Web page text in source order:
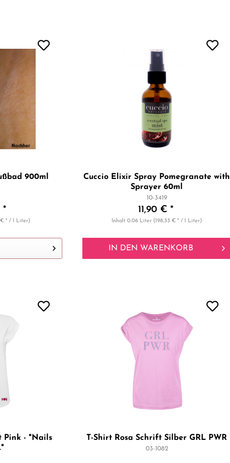
900ml
*
€ * / 1 Liter)
Cuccio Elixir Spray Pomegranate with
Sprayer 60ml
10-3419
11,90 € *
Inhalt0.06 Liter (198,33 € * / 1 Liter)
IN DEN WARENKORB
Pink - "Nails
T-Shirt Rosa Schrift Silber GRL PWR
03-1082